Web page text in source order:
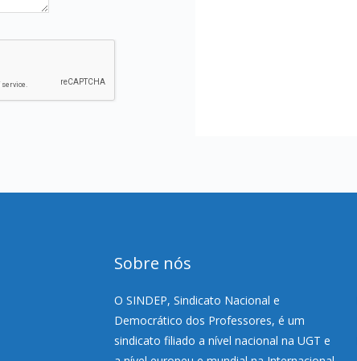
Sobre nós
O SINDEP, Sindicato Nacional e
Democrático dos Professores, é um
sindicato filiado a nível nacional na UGT e